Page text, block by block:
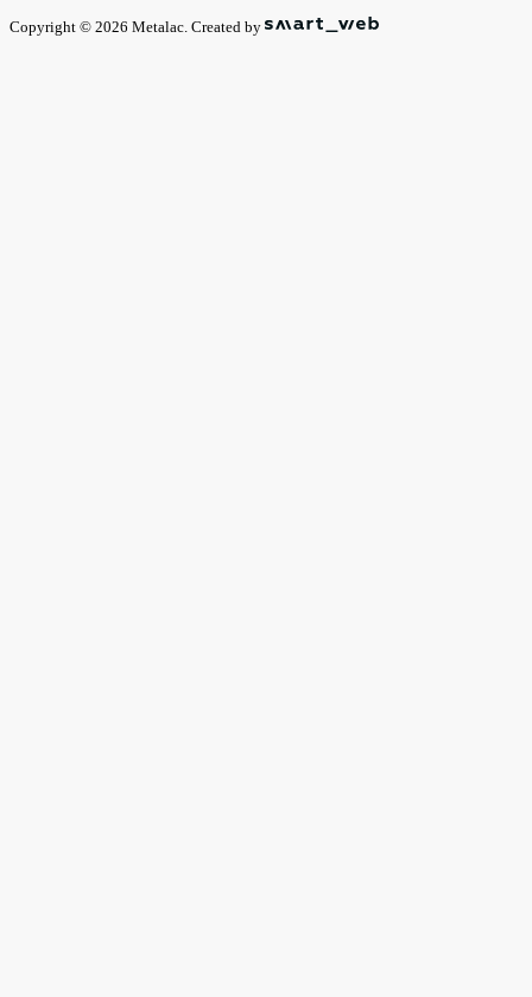
Copyright © 2026 Metalac. Created by